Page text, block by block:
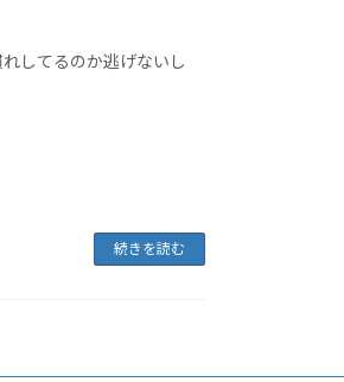
してるのか逃げないし
続きを読む